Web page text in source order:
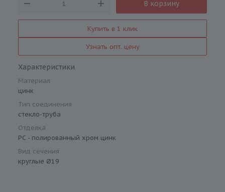
В корзину
Купить в 1 клик
Узнать опт. цену
Характеристики
Материал
цинк
Тип соединения
стекло-труба
Отделка
PC - полированный хром цинк
Вид сечения
круглые Ø19